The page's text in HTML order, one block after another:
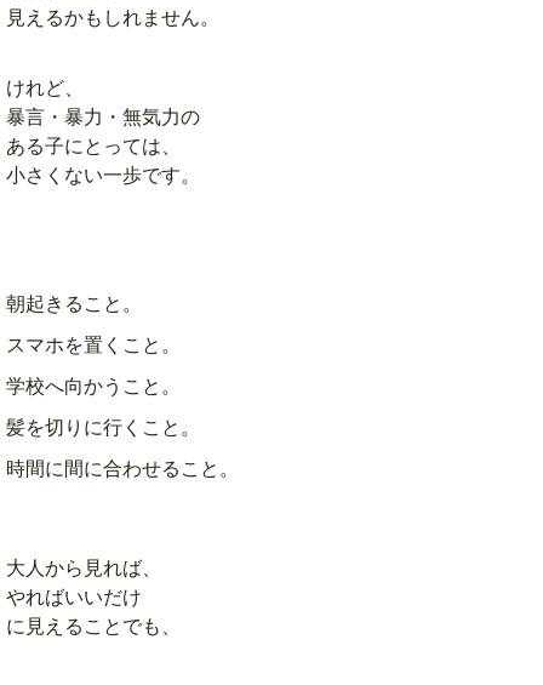
見えるかもしれません。
けれど、
暴言・暴力・無気力の
ある子にとっては、
小さくない一歩です。
朝起きること。
スマホを置くこと。
学校へ向かうこと。
髪を切りに行くこと。
時間に間に合わせること。
大人から見れば、
やればいいだけ
に見えることでも、